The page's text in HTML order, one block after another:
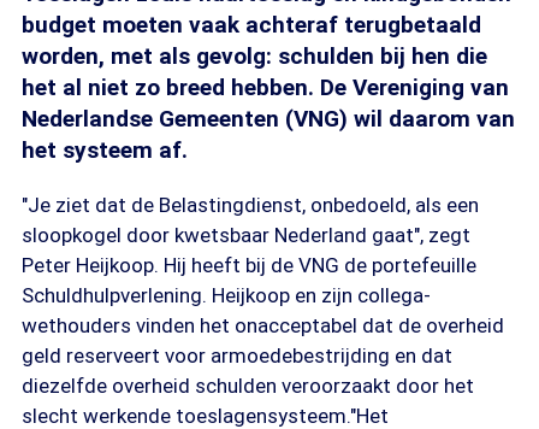
budget moeten vaak achteraf terugbetaald
worden, met als gevolg: schulden bij hen die
het al niet zo breed hebben. De Vereniging van
Nederlandse Gemeenten (VNG) wil daarom van
het systeem af.
"Je ziet dat de Belastingdienst, onbedoeld, als een
sloopkogel door kwetsbaar Nederland gaat", zegt
Peter Heijkoop. Hij heeft bij de VNG de portefeuille
Schuldhulpverlening. Heijkoop en zijn collega-
wethouders vinden het onacceptabel dat de overheid
geld reserveert voor armoedebestrijding en dat
diezelfde overheid schulden veroorzaakt door het
slecht werkende toeslagensysteem."Het